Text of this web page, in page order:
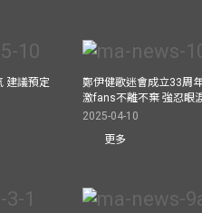
建議預定
鄭伊健歌迷會成立33周
激fans不離不棄 強忍眼
2025-04-10
更多